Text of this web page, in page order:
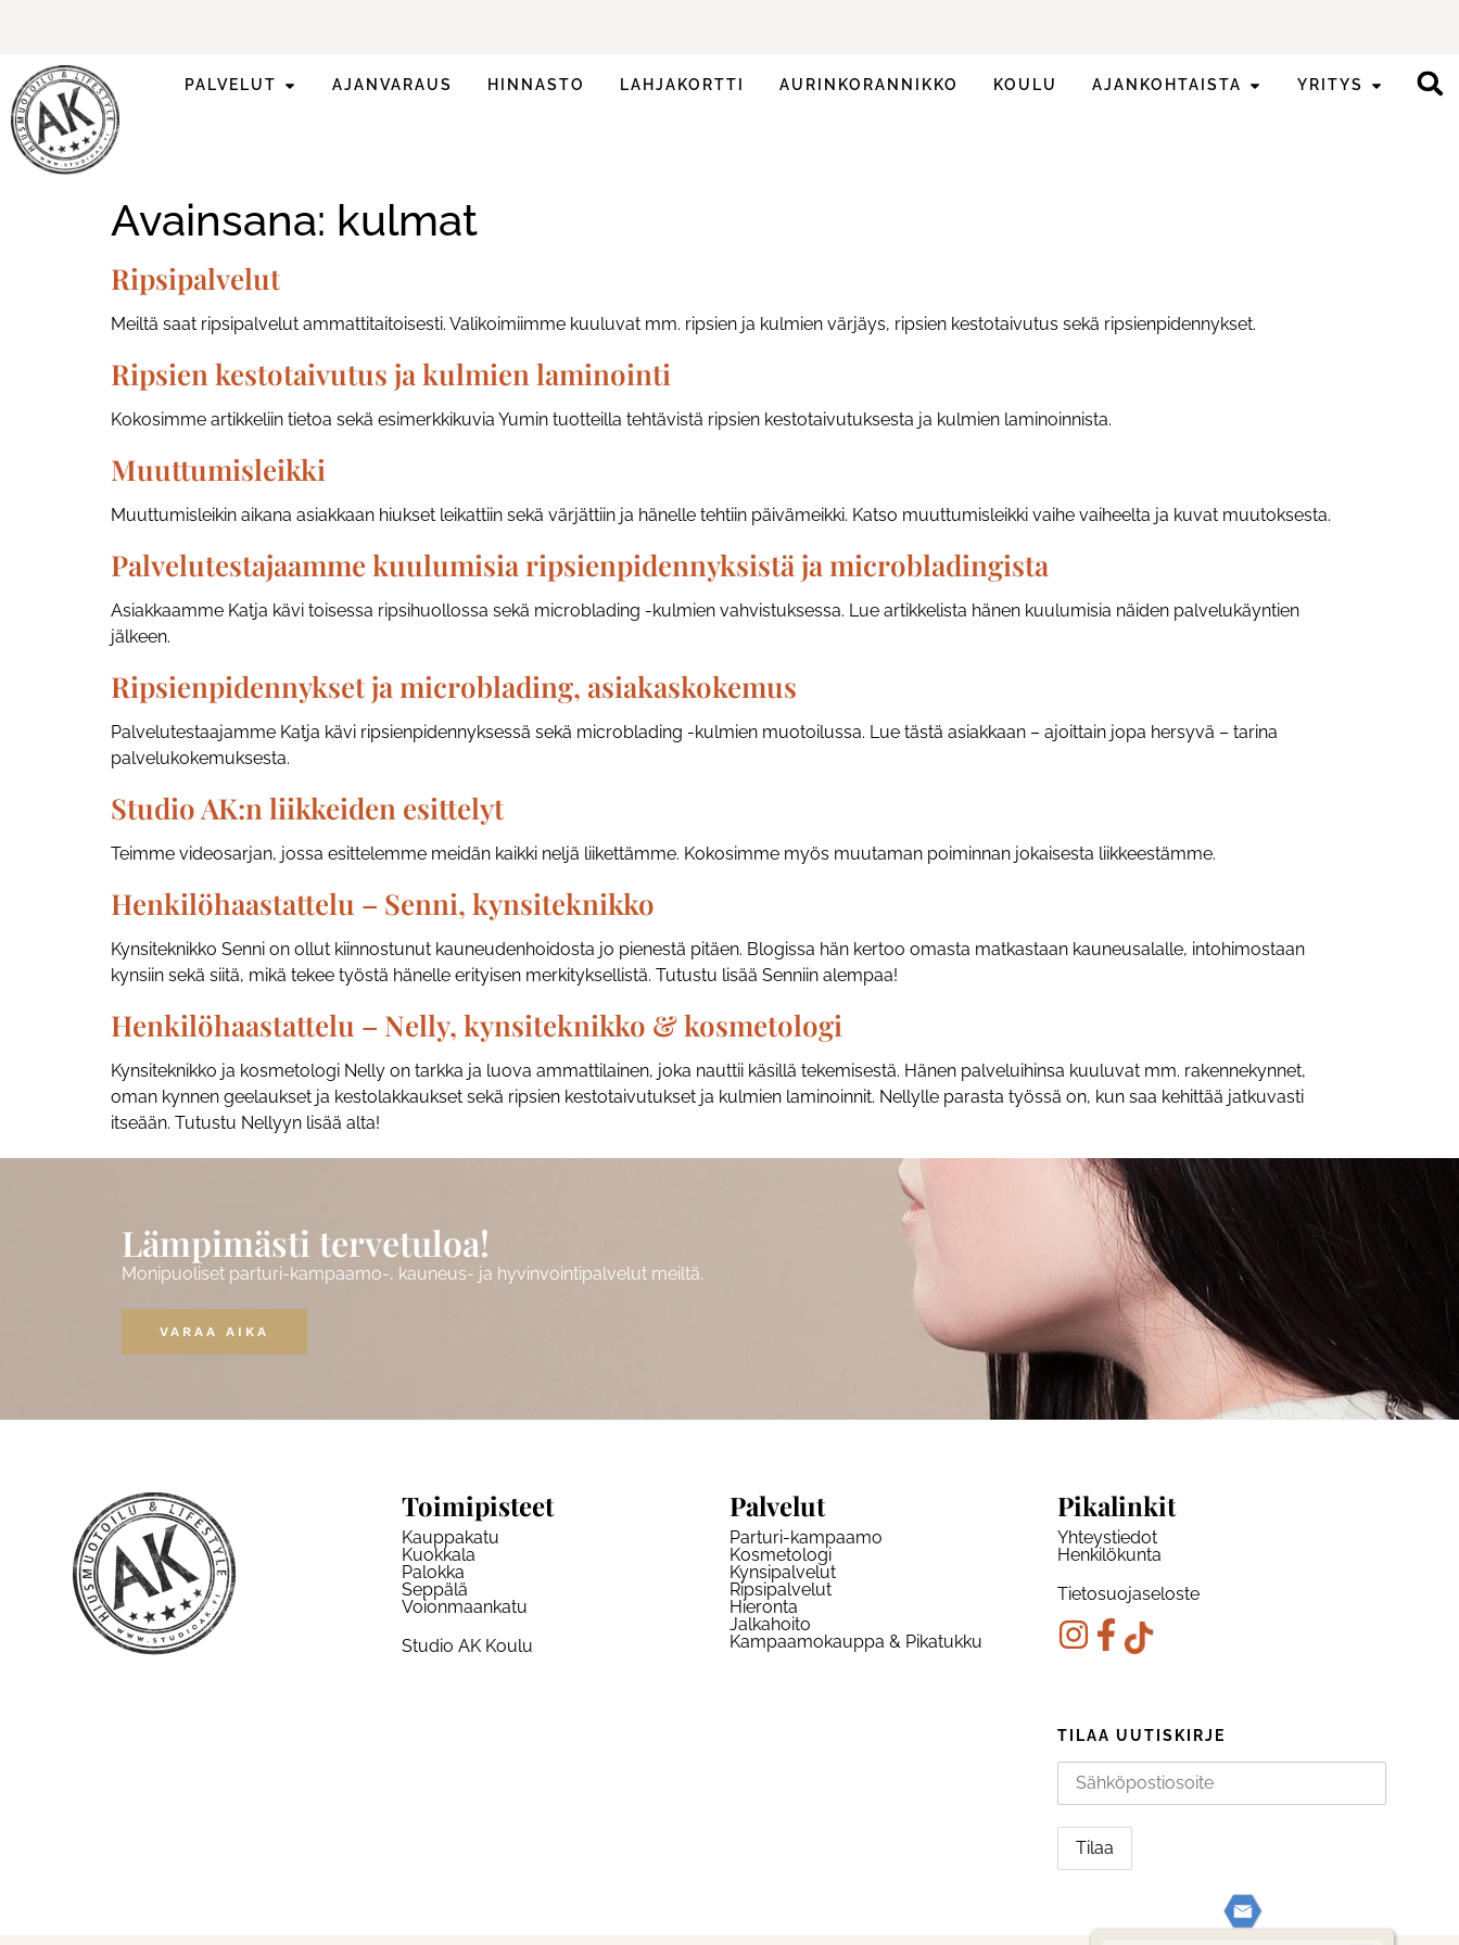
PALVELUT AJANVARAUS HINNASTO LAHJAKORTTI AURINKORANNIKKO KOULU AJANKOHTAISTA YRITYS
Avainsana: kulmat
Ripsipalvelut
Meiltä saat ripsipalvelut ammattitaitoisesti. Valikoimiimme kuuluvat mm. ripsien ja kulmien värjäys, ripsien kestotaivutus sekä ripsienpidennykset.
Ripsien kestotaivutus ja kulmien laminointi
Kokosimme artikkeliin tietoa sekä esimerkkikuvia Yumin tuotteilla tehtävistä ripsien kestotaivutuksesta ja kulmien laminoinnista.
Muuttumisleikki
Muuttumisleikin aikana asiakkaan hiukset leikattiin sekä värjättiin ja hänelle tehtiin päivämeikki. Katso muuttumisleikki vaihe vaiheelta ja kuvat muutoksesta.
Palvelutestajaamme kuulumisia ripsienpidennyksistä ja microbladingista
Asiakkaamme Katja kävi toisessa ripsihuollossa sekä microblading -kulmien vahvistuksessa. Lue artikkelista hänen kuulumisia näiden palvelukäyntien
jälkeen.
Ripsienpidennykset ja microblading, asiakaskokemus
Palvelutestaajamme Katja kävi ripsienpidennyksessä sekä microblading -kulmien muotoilussa. Lue tästä asiakkaan – ajoittain jopa hersyvä – tarina
palvelukokemuksesta.
Studio AK:n liikkeiden esittelyt
Teimme videosarjan, jossa esittelemme meidän kaikki neljä liikettämme. Kokosimme myös muutaman poiminnan jokaisesta liikkeestämme.
Henkilöhaastattelu – Senni, kynsiteknikko
Kynsiteknikko Senni on ollut kiinnostunut kauneudenhoidosta jo pienestä pitäen. Blogissa hän kertoo omasta matkastaan kauneusalalle, intohimostaan
kynsiin sekä siitä, mikä tekee työstä hänelle erityisen merkityksellistä. Tutustu lisää Senniin alempaa!
Henkilöhaastattelu – Nelly, kynsiteknikko & kosmetologi
Kynsiteknikko ja kosmetologi Nelly on tarkka ja luova ammattilainen, joka nauttii käsillä tekemisestä. Hänen palveluihinsa kuuluvat mm. rakennekynnet,
oman kynnen geelaukset ja kestolakkaukset sekä ripsien kestotaivutukset ja kulmien laminoinnit. Nellylle parasta työssä on, kun saa kehittää jatkuvasti
itseään. Tutustu Nellyyn lisää alta!
Lämpimästi tervetuloa!
Monipuoliset parturi-kampaamo-, kauneus- ja hyvinvointipalvelut meiltä.
VARAA AIKA
Toimipisteet
Kauppakatu
Kuokkala
Palokka
Seppälä
Voionmaankatu
Studio AK Koulu
Palvelut
Parturi-kampaamo
Kosmetologi
Kynsipalvelut
Ripsipalvelut
Hieronta
Jalkahoito
Kampaamokauppa & Pikatukku
Pikalinkit
Yhteystiedot
Henkilökunta
Tietosuojaseloste
TILAA UUTISKIRJE